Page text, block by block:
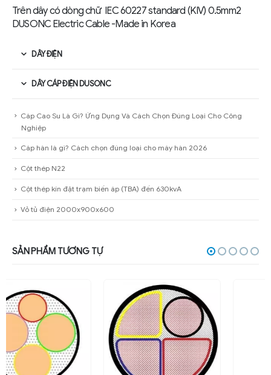
Trên dây có dòng chữ IEC 60227 standard (KIV) 0.5mm2
DUSONC Electric Cable -Made in Korea
DÂY ĐIỆN
DÂY CÁP ĐIỆN DUSONC
Cáp Cao Su Là Gì? Ứng Dụng Và Cách Chọn Đúng Loại Cho Công
Nghiệp
Cáp hàn là gì? Cách chọn đúng loại cho máy hàn 2026
Cột thép N22
Cột thép kín đặt trạm biến áp (TBA) đến 630kvA
Vỏ tủ điện 2000x900x600
SẢN PHẨM TƯƠNG TỰ